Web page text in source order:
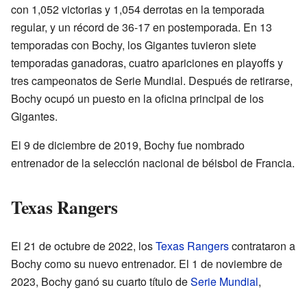
con 1,052 victorias y 1,054 derrotas en la temporada
regular, y un récord de 36-17 en postemporada. En 13
temporadas con Bochy, los Gigantes tuvieron siete
temporadas ganadoras, cuatro apariciones en playoffs y
tres campeonatos de Serie Mundial. Después de retirarse,
Bochy ocupó un puesto en la oficina principal de los
Gigantes.
El 9 de diciembre de 2019, Bochy fue nombrado
entrenador de la selección nacional de béisbol de Francia.
Texas Rangers
El 21 de octubre de 2022, losTexas Rangerscontrataron a
Bochy como su nuevo entrenador. El 1 de noviembre de
2023, Bochy ganó su cuarto título deSerie Mundial,